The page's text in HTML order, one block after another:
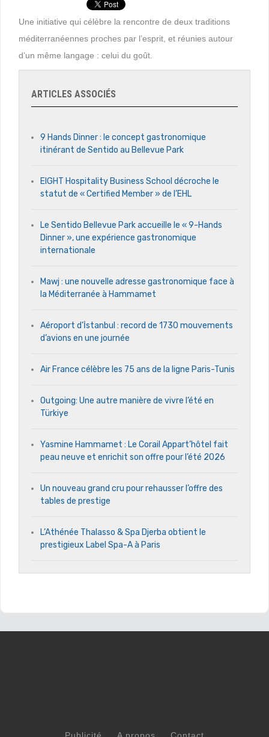
Une initiative qui célèbre la rencontre de deux traditions
méditerranéennes proches par l’esprit, et réunies autour
d’un même langage : celui du goût.
ARTICLES ASSOCIÉS
9 Hands Dinner : le concept gastronomique
itinérant de Sentido au Bellevue Park
EIGHT Hospitality Business School décroche le
statut de « Certified Member » de l’EHL
Le Sentido Bellevue Park accueille le « 9-Hands
Dinner », une expérience gastronomique
internationale
Mawj : une nouvelle adresse gastronomique face à
la Méditerranée à Hammamet
Aéroport d’İstanbul : record de 1730 mouvements
d’avions en une journée
Air France célèbre les 75 ans de la ligne Paris-Tunis
Outgoing: Une autre manière de vivre l’été en
Türkiye
Yasmine Hammamet : Le Corail Appart’hôtel fait
peau neuve et enrichit son offre pour l’été 2026
Un nouveau grand cru pour rehausser l’offre des
tables de prestige
L’Athénée Thalasso & Spa Djerba obtient le
prestigieux Label Spa-A à Paris